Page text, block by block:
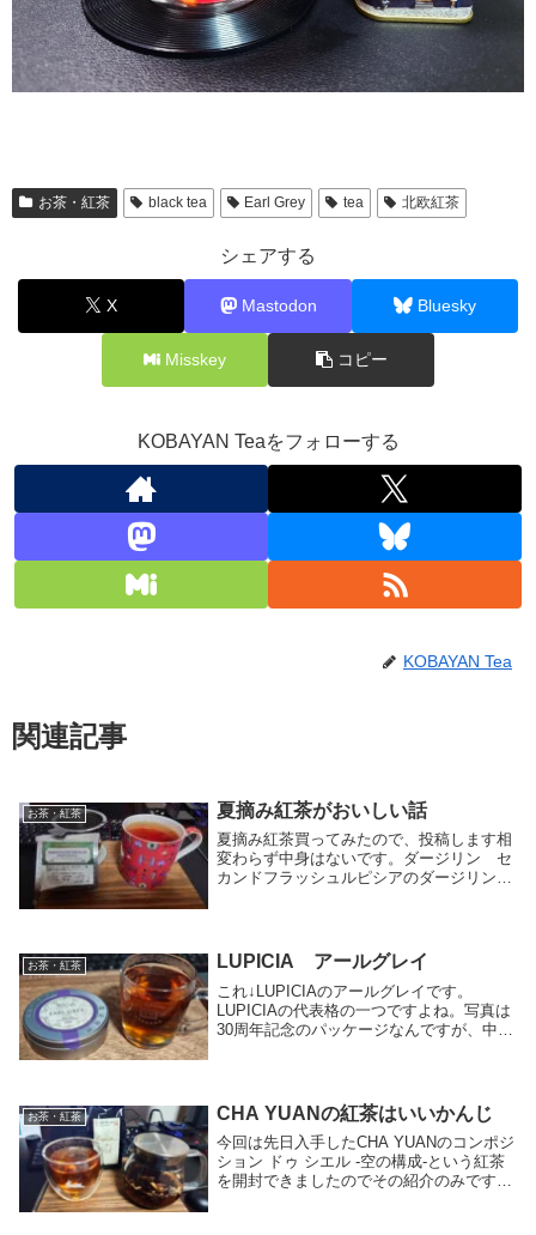
お茶・紅茶 black tea Earl Grey tea 北欧紅茶
シェアする
X Mastodon Bluesky
Misskey コピー
KOBAYAN Teaをフォローする
KOBAYAN Tea
関連記事
お茶・紅茶 夏摘み紅茶がおいしい話
夏摘み紅茶買ってみたので、投稿します相
変わらず中身はないです。ダージリン セ
カンドフラッシュルピシアのダージリンセ
ました。(...
お茶・紅茶 LUPICIA アールグレイ
これ↓LUPICIAのアールグレイです。
LUPICIAの代表格の一つですよね。写真は
30周年記念のパッケージなんですが、中身
紅...
お茶・紅茶 CHA YUANの紅茶はいいかんじ
今回は先日入手したCHA YUANのコンポジ
ション ドゥ シエル -空の構成-という紅茶
を開封できましたのでその紹介のみです。